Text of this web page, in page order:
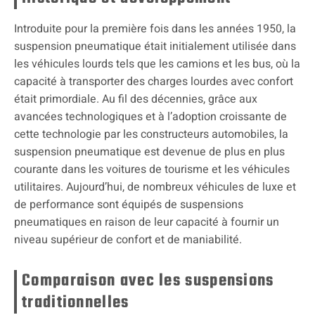
Introduite pour la première fois dans les années 1950, la
suspension pneumatique était initialement utilisée dans
les véhicules lourds tels que les camions et les bus, où la
capacité à transporter des charges lourdes avec confort
était primordiale. Au fil des décennies, grâce aux
avancées technologiques et à l’adoption croissante de
cette technologie par les constructeurs automobiles, la
suspension pneumatique est devenue de plus en plus
courante dans les voitures de tourisme et les véhicules
utilitaires. Aujourd’hui, de nombreux véhicules de luxe et
de performance sont équipés de suspensions
pneumatiques en raison de leur capacité à fournir un
niveau supérieur de confort et de maniabilité.
Comparaison avec les suspensions
traditionnelles